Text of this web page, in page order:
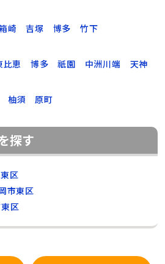
崎 吉塚 博多
竹下
比恵 博多 祇園 中洲川端
天神
柚須 原町
探す
区
市東区
区